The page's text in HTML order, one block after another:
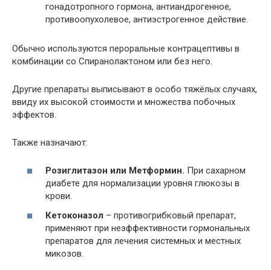
гонадотропного гормона, антиандрогенное,
противоопухолевое, антиэстрогенное действие.
Обычно используются пероральные контрацептивы в
комбинации со Спиранолактоном или без него.
Другие препараты выписывают в особо тяжёлых случаях,
ввиду их высокой стоимости и множества побочных
эффектов.
Также назначают:
Розиглитазон или Метформин. При сахарном
диабете для нормализации уровня глюкозы в
крови.
Кетоконазол – противогрибковый препарат,
применяют при неэффективности гормональных
препаратов для лечения системных и местных
микозов.